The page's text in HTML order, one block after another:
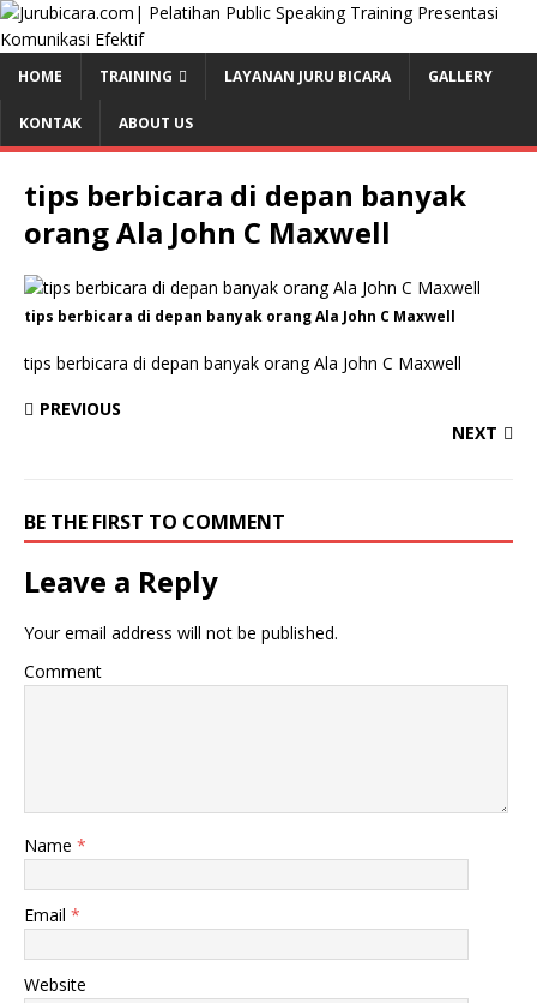
HOME TRAINING LAYANAN JURU BICARA GALLERY
KONTAK ABOUT US
tips berbicara di depan banyak
orang Ala John C Maxwell
tips berbicara di depan banyak orang Ala John C Maxwell
tips berbicara di depan banyak orang Ala John C Maxwell
PREVIOUS
NEXT
BE THE FIRST TO COMMENT
Leave a Reply
Your email address will not be published.
Comment
Name *
Email *
Website